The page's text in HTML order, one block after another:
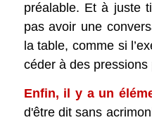
préalable. Et à juste
pas avoir une
la table, comme si
céder à des pressions
Enfin, il y a un
d'être dit sans